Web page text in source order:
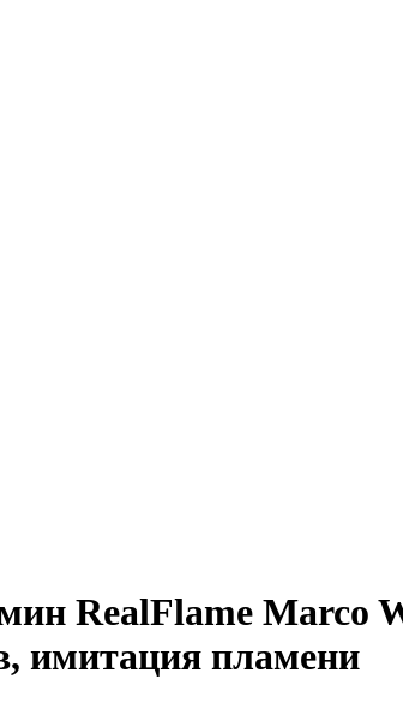
RealFlame Marco
имитация пламени